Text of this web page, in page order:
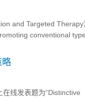
and Targeted Therapy
conventional
略
线发表题为“Distinctive